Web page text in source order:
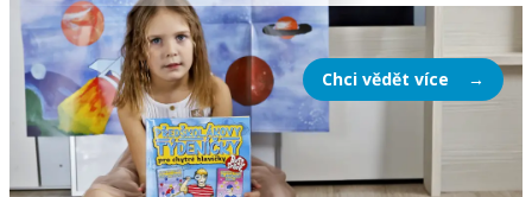
Chci vědět více